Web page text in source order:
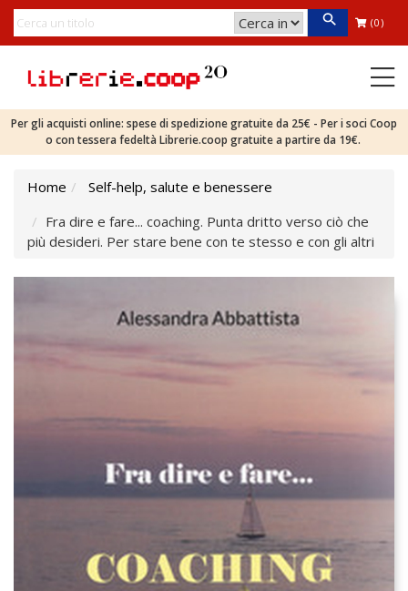
(0)
Per gli acquisti online: spese di spedizione gratuite da 25€ - Per i soci Coop
o con tessera fedeltà Librerie.coop gratuite a partire da 19€.
Home
Self-help, salute e benessere
Fra dire e fare... coaching. Punta dritto verso ciò che
più desideri. Per stare bene con te stesso e con gli altri